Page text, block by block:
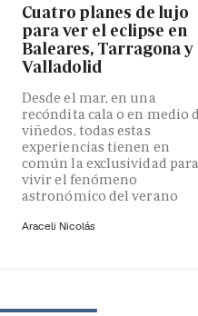
Cuatro planes de lujo
para ver el eclipse en
Baleares, Tarragona y
Valladolid
Desde el mar, en una
recóndita cala o en medio
viñedos, todas estas
experiencias tienen en
común la exclusividad
vivir el fenómeno
astronómico del verano
Araceli Nicolás